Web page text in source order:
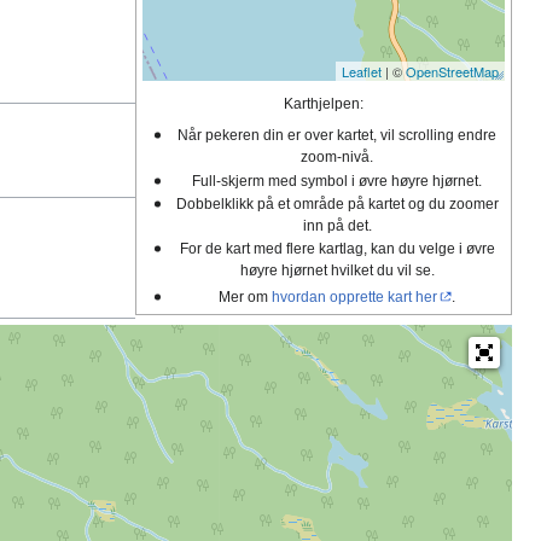
Leaflet | ©OpenStreetMap
Karthjelpen:
Når pekeren din er over kartet, vil scrolling endre
zoom-nivå.
Full-skjerm med symbol i øvre høyre hjørnet.
Dobbelklikk på et område på kartet og du zoomer
inn på det.
For de kart med flere kartlag, kan du velge i øvre
høyre hjørnet hvilket du vil se.
Mer om hvordan opprette kart her